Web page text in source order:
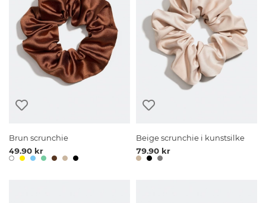
Brun scrunchie
49.90 kr
Beige scrunchie i kunstsilke
79.90 kr